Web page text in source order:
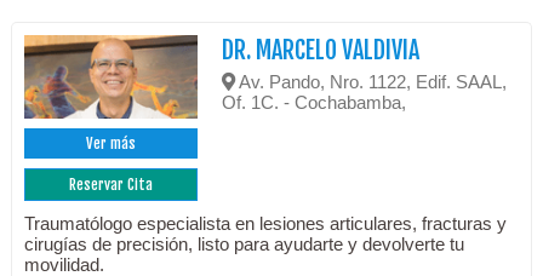
Ver más
Reservar Cita
DR. MARCELO VALDIVIA
Av. Pando, Nro. 1122, Edif. SAAL,
Of. 1C. - Cochabamba,
Traumatólogo especialista en lesiones articulares, fracturas y
cirugías de precisión, listo para ayudarte y devolverte tu
movilidad.